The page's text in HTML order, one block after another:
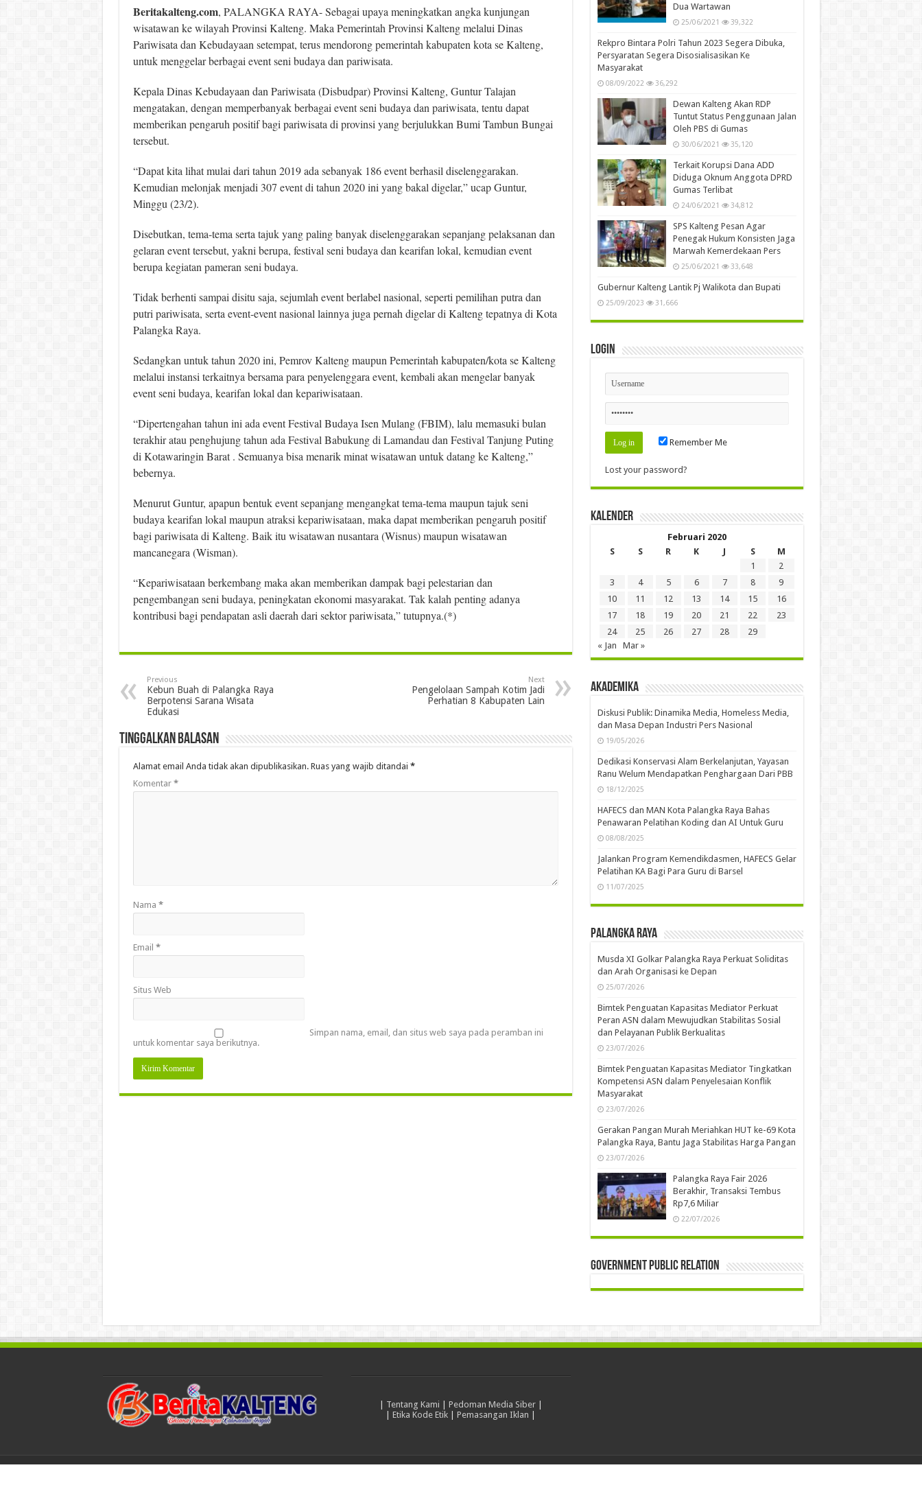
Beritakalteng.com, PALANGKA RAYA- Sebagai upaya meningkatkan angka kunjungan
wisatawan ke wilayah Provinsi Kalteng. Maka Pemerintah Provinsi Kalteng melalui Dinas
Pariwisata dan Kebudayaan setempat, terus mendorong pemerintah kabupaten kota se Kalteng,
untuk menggelar berbagai event seni budaya dan pariwisata.
Kepala Dinas Kebudayaan dan Pariwisata (Disbudpar) Provinsi Kalteng, Guntur Talajan
mengatakan, dengan memperbanyak berbagai event seni budaya dan pariwisata, tentu dapat
memberikan pengaruh positif bagi pariwisata di provinsi yang berjulukkan Bumi Tambun Bungai
tersebut.
“Dapat kita lihat mulai dari tahun 2019 ada sebanyak 186 event berhasil diselenggarakan.
Kemudian melonjak menjadi 307 event di tahun 2020 ini yang bakal digelar,” ucap Guntur,
Minggu (23/2).
Disebutkan, tema-tema serta tajuk yang paling banyak diselenggarakan sepanjang pelaksanan dan
gelaran event tersebut, yakni berupa, festival seni budaya dan kearifan lokal, kemudian event
berupa kegiatan pameran seni budaya.
Tidak berhenti sampai disitu saja, sejumlah event berlabel nasional, seperti pemilihan putra dan
putri pariwisata, serta event-event nasional lainnya juga pernah digelar di Kalteng tepatnya di Kota
Palangka Raya.
Sedangkan untuk tahun 2020 ini, Pemrov Kalteng maupun Pemerintah kabupaten/kota se Kalteng
melalui instansi terkaitnya bersama para penyelenggara event, kembali akan mengelar banyak
event seni budaya, kearifan lokal dan kepariwisataan.
“Dipertengahan tahun ini ada event Festival Budaya Isen Mulang (FBIM), lalu memasuki bulan
terakhir atau penghujung tahun ada Festival Babukung di Lamandau dan Festival Tanjung Puting
di Kotawaringin Barat . Semuanya bisa menarik minat wisatawan untuk datang ke Kalteng,”
bebernya.
Menurut Guntur, apapun bentuk event sepanjang mengangkat tema-tema maupun tajuk seni
budaya kearifan lokal maupun atraksi kepariwisataan, maka dapat memberikan pengaruh positif
bagi pariwisata di Kalteng. Baik itu wisatawan nusantara (Wisnus) maupun wisatawan
mancanegara (Wisman).
“Kepariwisataan berkembang maka akan memberikan dampak bagi pelestarian dan
pengembangan seni budaya, peningkatan ekonomi masyarakat. Tak kalah penting adanya
kontribusi bagi pendapatan asli daerah dari sektor pariwisata,” tutupnya.(*)
Previous
Kebun Buah di Palangka Raya
Berpotensi Sarana Wisata
Edukasi
Next
Pengelolaan Sampah Kotim Jadi
Perhatian 8 Kabupaten Lain
Tinggalkan Balasan
Alamat email Anda tidak akan dipublikasikan. Ruas yang wajib ditandai *
Komentar *
Nama *
Email *
Situs Web
Simpan nama, email, dan situs web saya pada peramban ini
untuk komentar saya berikutnya.
Dua Wartawan
25/06/2021 39,322
Rekpro Bintara Polri Tahun 2023 Segera Dibuka,
Persyaratan Segera Disosialisasikan Ke
Masyarakat
08/09/2022 36,292
Dewan Kalteng Akan RDP
Tuntut Status Penggunaan Jalan
Oleh PBS di Gumas
30/06/2021 35,120
Terkait Korupsi Dana ADD
Diduga Oknum Anggota DPRD
Gumas Terlibat
24/06/2021 34,812
SPS Kalteng Pesan Agar
Penegak Hukum Konsisten Jaga
Marwah Kemerdekaan Pers
25/06/2021 33,648
Gubernur Kalteng Lantik Pj Walikota dan Bupati
25/09/2023 31,666
Login
Remember Me
Lost your password?
Kalender
Februari 2020
S
S R K J S
M
1
2
3
4 5 6 7 8
9
10
11 12 13 14 15
16
17
18 19 20 21 22
23
24
25 26 27 28
29
« Jan
Mar »
Akademika
Diskusi Publik: Dinamika Media, Homeless Media,
dan Masa Depan Industri Pers Nasional
19/05/2026
Dedikasi Konservasi Alam Berkelanjutan, Yayasan
Ranu Welum Mendapatkan Penghargaan Dari PBB
18/12/2025
HAFECS dan MAN Kota Palangka Raya Bahas
Penawaran Pelatihan Koding dan AI Untuk Guru
08/08/2025
Jalankan Program Kemendikdasmen, HAFECS Gelar
Pelatihan KA Bagi Para Guru di Barsel
11/07/2025
Palangka Raya
Musda XI Golkar Palangka Raya Perkuat Soliditas
dan Arah Organisasi ke Depan
25/07/2026
Bimtek Penguatan Kapasitas Mediator Perkuat
Peran ASN dalam Mewujudkan Stabilitas Sosial
dan Pelayanan Publik Berkualitas
23/07/2026
Bimtek Penguatan Kapasitas Mediator Tingkatkan
Kompetensi ASN dalam Penyelesaian Konflik
Masyarakat
23/07/2026
Gerakan Pangan Murah Meriahkan HUT ke-69 Kota
Palangka Raya, Bantu Jaga Stabilitas Harga Pangan
23/07/2026
Palangka Raya Fair 2026
Berakhir, Transaksi Tembus
Rp7,6 Miliar
22/07/2026
Government Public Relation
Tentang Kami Pedoman Media Siber|
|Etika Kode Etik |Pemasangan Iklan